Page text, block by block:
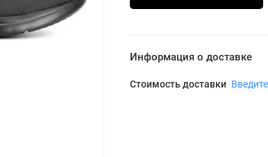
Информация о доставке
Стоимость доставки